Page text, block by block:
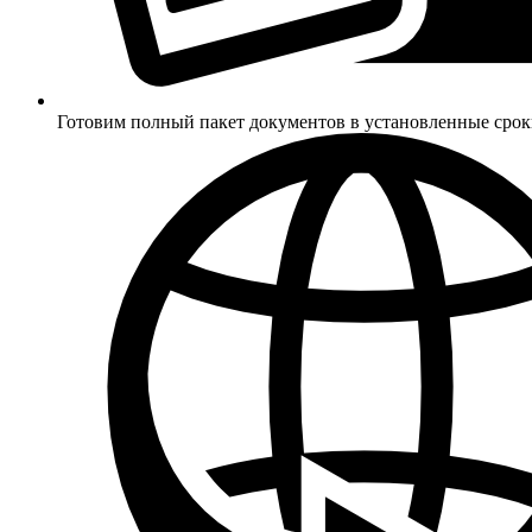
Готовим полный пакет документов в установленные